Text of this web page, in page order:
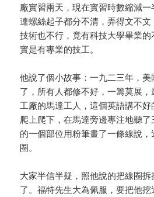
廠實習兩天，現在實習時數縮減一
連螺絲起子都分不清，弄得文不文
技術也不行，竟有科技大學畢業
實是有專業的技工。
他說了個小故事：一九二三年，
了，所有人都修不好，一籌莫展
工廠的馬達工人，這個英語講不好
爬上爬下，在馬達旁邊專注地聽
的一個部位用粉筆畫了一條線說
圈。
大家半信半疑，照他說的把線圈
了。福特先生大為佩服，要把他